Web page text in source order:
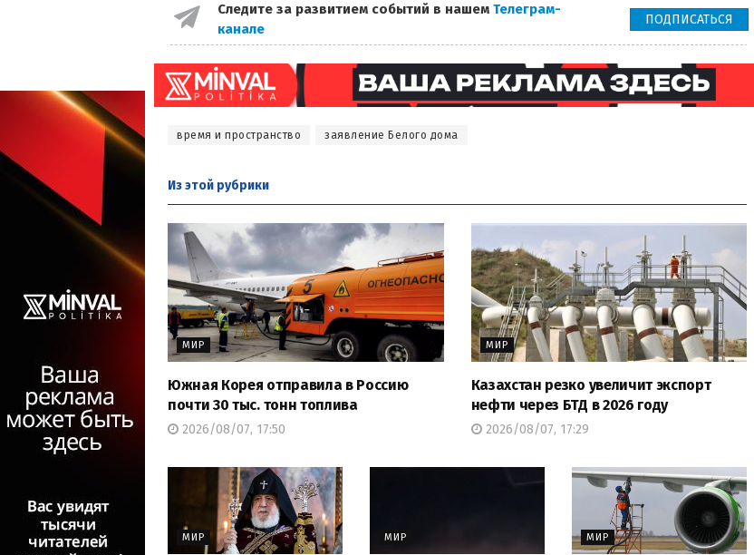
Следите за развитием событий в нашем Телеграм-
канале
ПОДПИСАТЬСЯ
время и пространство заявление Белого дома
Из этой рубрики
МИР
Южная Корея отправила в Россию
почти 30 тыс. тонн топлива
2026/08/07, 17:50
МИР
Казахстан резко увеличит экспорт
нефти через БТД в 2026 году
2026/08/07, 17:29
МИР МИР МИР